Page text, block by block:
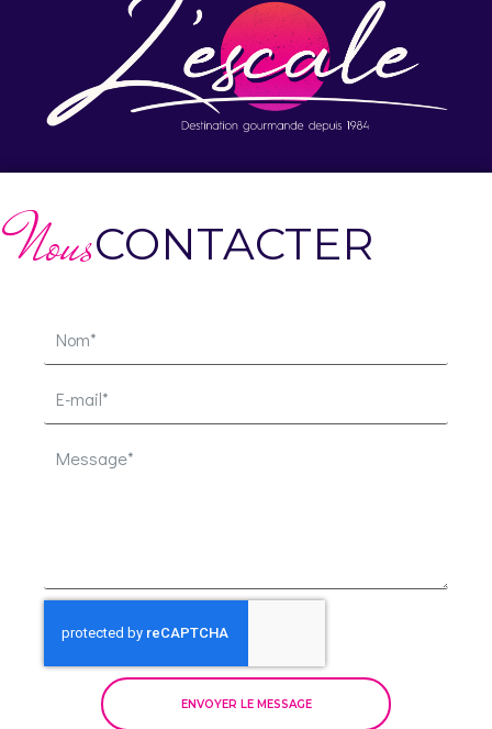
NousCONTACTER
ENVOYER LE MESSAGE